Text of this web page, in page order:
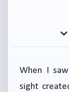
When I
sight